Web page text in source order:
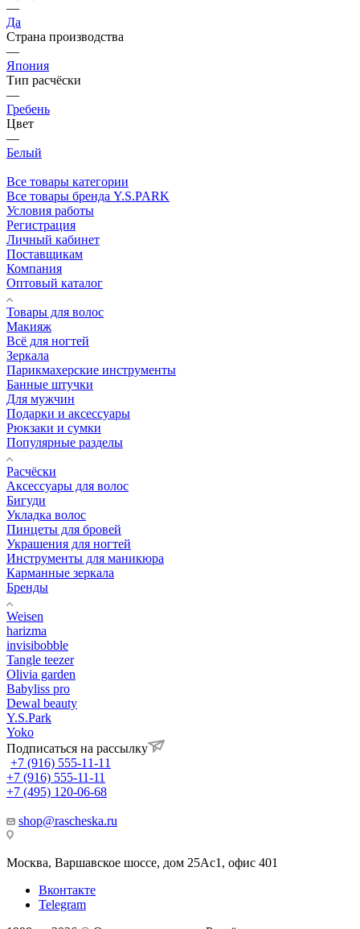
—
Да
Страна производства
—
Япония
Тип расчёски
—
Гребень
Цвет
—
Белый
Все товары категории
Все товары бренда Y.S.PARK
Условия работы
Регистрация
Личный кабинет
Поставщикам
Компания
Оптовый каталог
Товары для волос
Макияж
Всё для ногтей
Зеркала
Парикмахерские инструменты
Банные штучки
Для мужчин
Подарки и аксессуары
Рюкзаки и сумки
Популярные разделы
Расчёски
Аксессуары для волос
Бигуди
Укладка волос
Пинцеты для бровей
Украшения для ногтей
Инструменты для маникюра
Карманные зеркала
Бренды
Weisen
harizma
invisibobble
Tangle teezer
Olivia garden
Babyliss pro
Dewal beauty
Y.S.Park
Yoko
Подписаться на рассылку
+7 (916) 555-11-11
+7 (916) 555-11-11
+7 (495) 120-06-68
shop@rascheska.ru
Москва, Варшавское шоссе, дом 25Аc1, офис 401
Вконтакте
Telegram